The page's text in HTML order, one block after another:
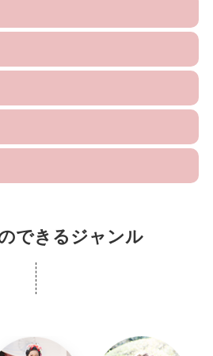
します。
できるジャンル